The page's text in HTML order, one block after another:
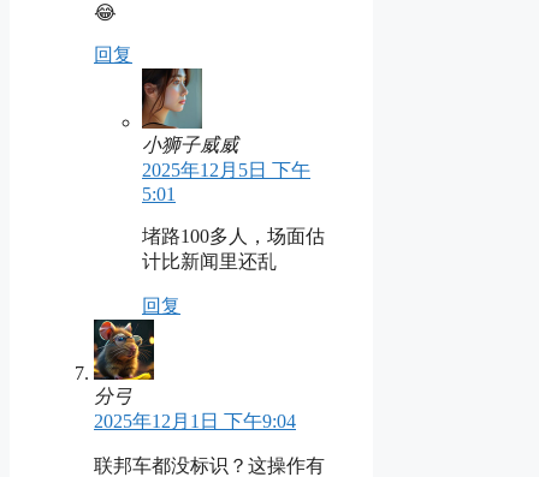
😂
回复
小狮子威威
2025年12月5日 下午
5:01
堵路100多人，场面估
计比新闻里还乱
回复
分弓
2025年12月1日 下午9:04
联邦车都没标识？这操作有